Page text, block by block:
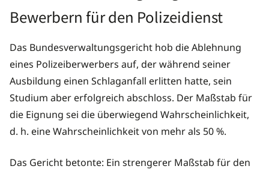
Bewerbern für den Polizeidienst
Das Bundesverwaltungsgericht hob die Ablehnung
eines Polizeiberwerbers auf, der während seiner
Ausbildung einen Schlaganfall erlitten hatte, sein
Studium aber erfolgreich abschloss. Der Maßstab für
die Eignung sei die überwiegend Wahrscheinlichkeit,
d. h. eine Wahrscheinlichkeit von mehr als 50 %.
Das Gericht betonte: Ein strengerer Maßstab für den